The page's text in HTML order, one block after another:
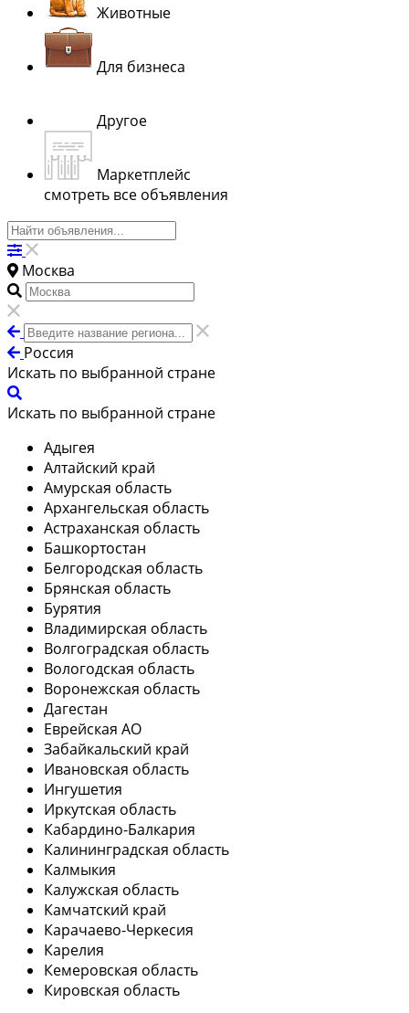
Животные
Для бизнеса
Другое
Маркетплейс
смотреть все объявления
Москва
Россия
Искать по выбранной стране
Искать по выбранной стране
Адыгея
Алтайский край
Амурская область
Архангельская область
Астраханская область
Башкортостан
Белгородская область
Брянская область
Бурятия
Владимирская область
Волгоградская область
Вологодская область
Воронежская область
Дагестан
Еврейская АО
Забайкальский край
Ивановская область
Ингушетия
Иркутская область
Кабардино-Балкария
Калининградская область
Калмыкия
Калужская область
Камчатский край
Карачаево-Черкесия
Карелия
Кемеровская область
Кировская область